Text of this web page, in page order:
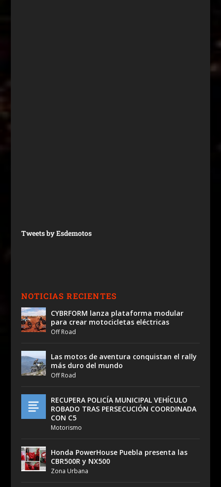
Tweets by Esdemotos
NOTICIAS RECIENTES
CYBRFORM lanza plataforma modular
para crear motocicletas eléctricas
Off Road
Las motos de aventura conquistan el rally
más duro del mundo
Off Road
RECUPERA POLICÍA MUNICIPAL VEHÍCULO
ROBADO TRAS PERSECUCIÓN COORDINADA
CON C5
Motorismo
Honda PowerHouse Puebla presenta las
CBR500R y NX500
Zona Urbana